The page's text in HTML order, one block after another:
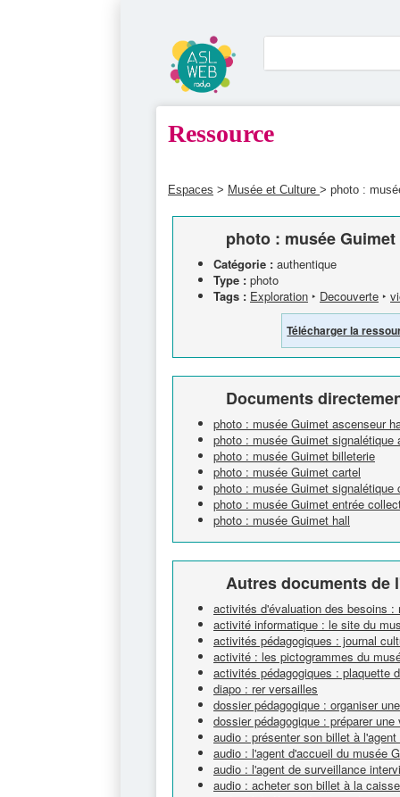
Ressource
Espaces > Musée et Culture > photo :
photo : musée
Catégorie : authentique
Type : photo
Tags : Exploration ‣ Decouverte ‣
Télécharger la
Documents
photo : musée Guimet ascenseur
photo : musée Guimet signalétique
photo : musée Guimet billeterie
photo : musée Guimet cartel
photo : musée Guimet signalétique
photo : musée Guimet entrée
photo : musée Guimet hall
Autres documents de
activités d'évaluation des besoins :
activité informatique : le site du
activités pédagogiques : journal
activité : les pictogrammes du
activités pédagogiques : plaquette
diapo : rer versailles
dossier pédagogique : organiser
dossier pédagogique : préparer
audio : présenter son billet à
audio : l'agent d'accueil du musée
audio : l'agent de surveillance
audio : acheter son billet à la